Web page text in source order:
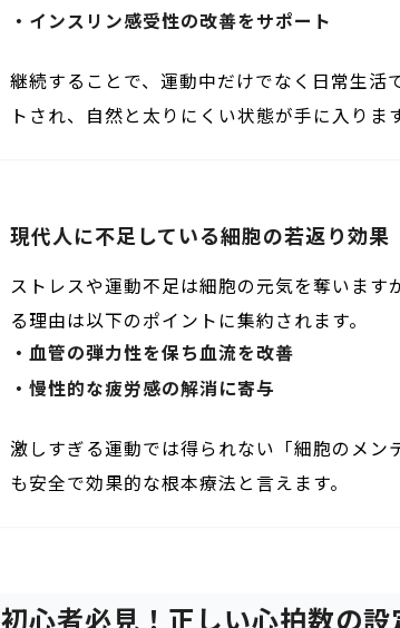
・インスリン感受性の改善をサポート
継続することで、運動中だけでなく日常生
トされ、自然と太りにくい状態が手に入ります
現代人に不足している細胞の若返り効果
ストレスや運動不足は細胞の元気を奪いま
る理由は以下のポイントに集約されます。
・血管の弾力性を保ち血流を改善
・慢性的な疲労感の解消に寄与
激しすぎる運動では得られない「細胞のメ
も安全で効果的な根本療法と言えます。
初心者必見！正しい心拍数の設